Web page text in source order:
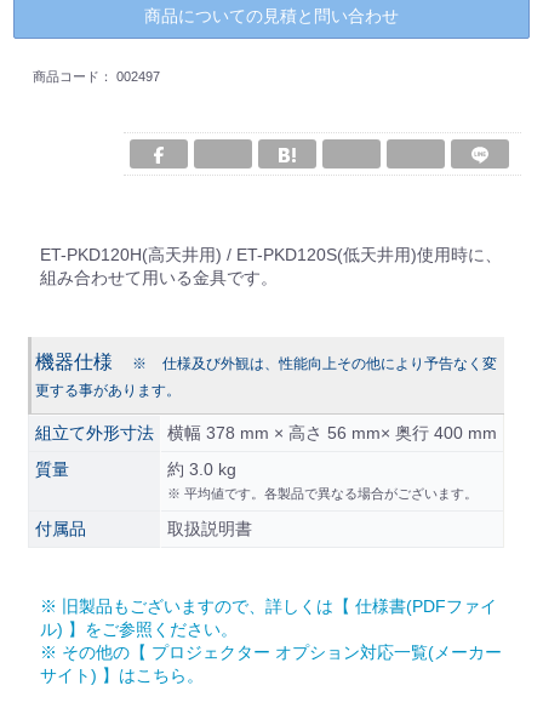
商品についての見積と問い合わせ
商品コード： 002497
ET-PKD120H(高天井用) / ET-PKD120S(低天井用)使用時に、
組み合わせて用いる金具です。
機器仕様
※ 仕様及び外観は、性能向上その他により予告なく変
更する事があります。
組立て外形寸法
横幅 378 mm × 高さ 56 mm× 奥行 400 mm
質量
約 3.0 kg
※ 平均値です。各製品で異なる場合がございます。
付属品 取扱説明書
※ 旧製品もございますので、詳しくは【 仕様書(PDFファイ
ル) 】をご参照ください。
※ その他の【 プロジェクター オプション対応一覧(メーカー
サイト) 】はこちら。